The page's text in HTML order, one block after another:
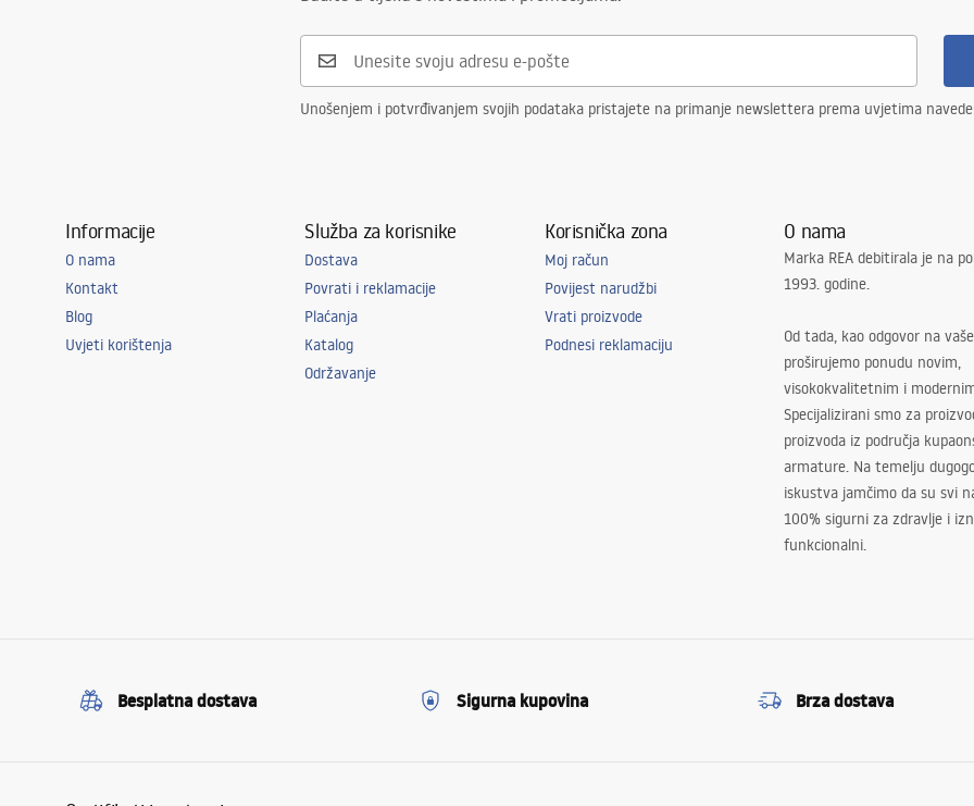
Unošenjem i potvrđivanjem svojih podataka pristajete na primanje newslettera prema uvjetima
Informacije
O nama
Kontakt
Blog
Uvjeti korištenja
Služba za korisnike
Dostava
Povrati i reklamacije
Plaćanja
Katalog
Održavanje
Korisnička zona
Moj račun
Povijest narudžbi
Vrati proizvode
Podnesi reklamaciju
O nama
Marka REA debitirala je na
1993. godine.
Od tada, kao odgovor na
proširujemo ponudu novim,
visokokvalitetnim i
Specijalizirani smo za
proizvoda iz područja
armature. Na temelju
iskustva jamčimo da su svi
100% sigurni za zdravlje i
funkcionalni.
Besplatna dostava Sigurna kupovina Brza dostava